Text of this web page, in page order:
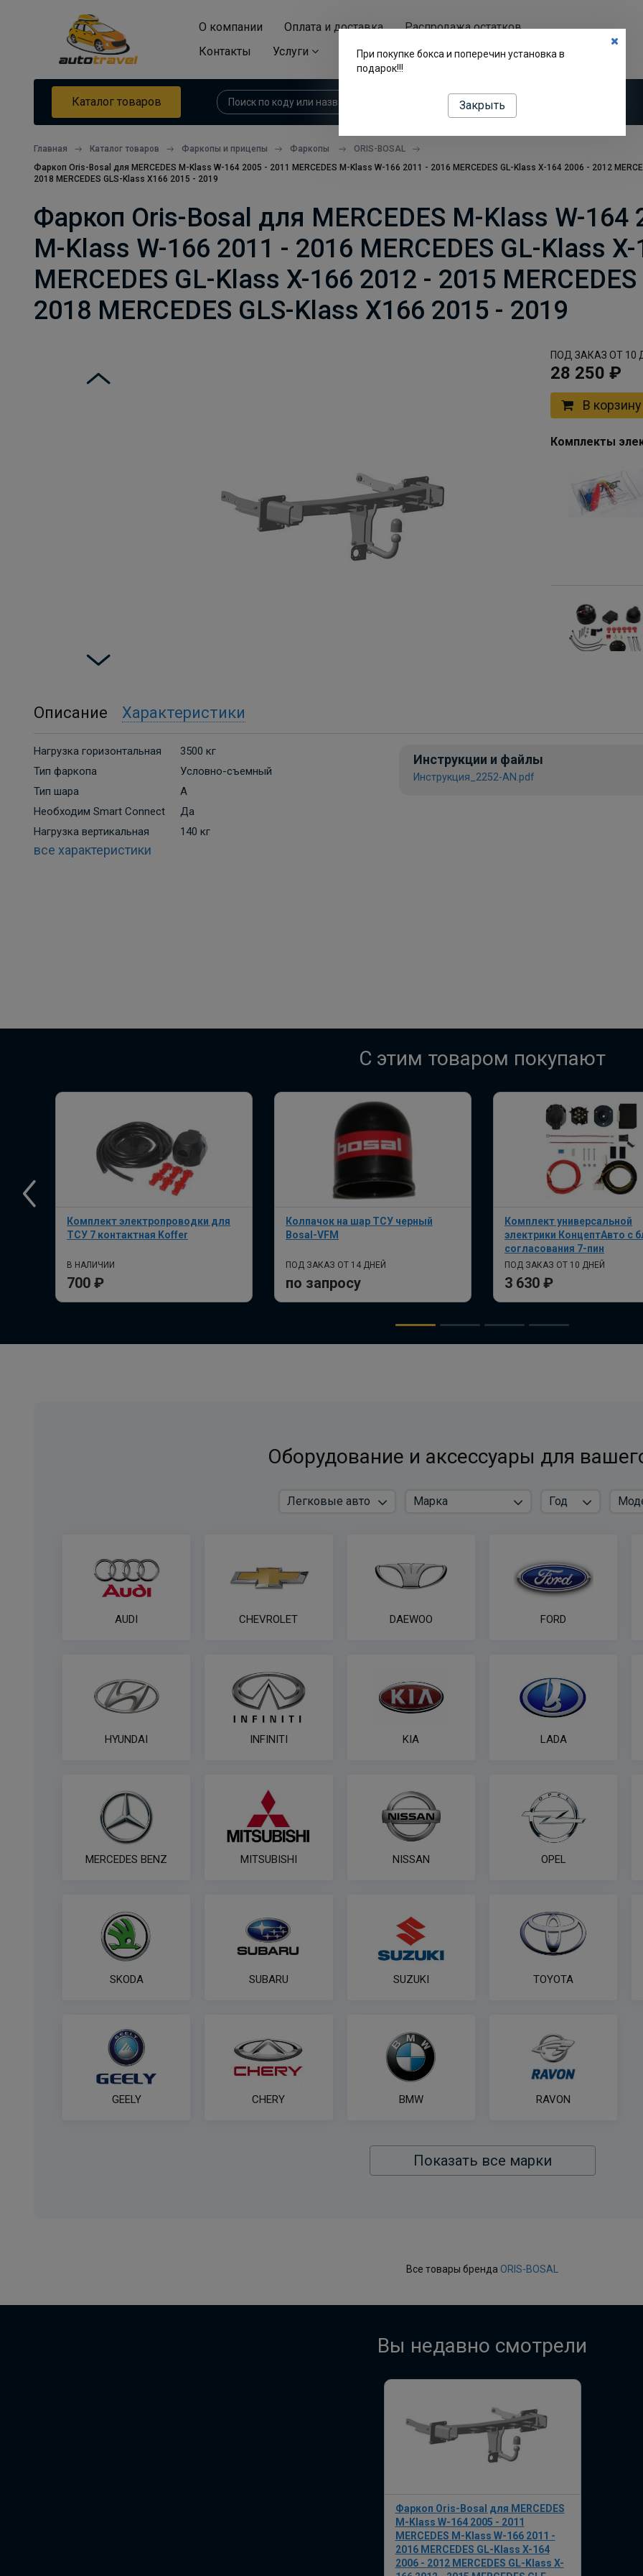
О компании Оплата и доставка
Распродажа остатков
Контакты
Услуги Аренда автобоксов
Каталог товаров
Главная Каталог товаров Фаркопы и прицепы Фаркопы
ORIS-BOSAL
Фаркоп Oris-Bosal для MERCEDES M-Klass W-164 2005 - 2011 MERCEDES M-Klass W-166 2011 - 2016 MERCEDES GL-Klass X-164 2006 - 2012
2018 MERCEDES GLS-Klass X166 2015 - 2019
Фаркоп Oris-Bosal для MERCEDES M-Klass W-164
M-Klass W-166 2011 - 2016 MERCEDES GL-Klass
MERCEDES GL-Klass X-166 2012 - 2015
2018 MERCEDES GLS-Klass X166 2015 - 2019
ПОД ЗАКАЗ ОТ 10
28 250 ₽
В корзину
Комплекты
Описание Характеристики
Нагрузка горизонтальная
3500 кг
Тип фаркопа
Условно-съемный
Тип шара
A
Необходим Smart Connect
Да
Нагрузка вертикальная
140 кг
все характеристики
Инструкции и файлы
Инструкция_2252-AN.pdf
C этим товаром покупают
Комплект электропроводки для
ТСУ 7 контактная Koffer
В НАЛИЧИИ
700 ₽
Колпачок на шар ТСУ черный
Bosal-VFM
ПОД ЗАКАЗ ОТ 14 ДНЕЙ
по запросу
Комплект универсальной
электрики КонцептАвто с
согласования 7-пин
ПОД ЗАКАЗ ОТ 10 ДНЕЙ
3 630 ₽
Оборудование и аксессуары для
AUDI CHEVROLET DAEWOO FORD
HYUNDAI INFINITI KIA LADA
MERCEDES BENZ MITSUBISHI NISSAN OPEL
SKODA SUBARU SUZUKI TOYOTA
GEELY CHERY BMW RAVON
Показать все марки
Все товары бренда ORIS-BOSAL
Вы недавно смотрели
Фаркоп Oris-Bosal для MERCEDES
M-Klass W-164 2005 - 2011
MERCEDES M-Klass W-166 2011 -
2016 MERCEDES GL-Klass X-164
2006 - 2012 MERCEDES GL-Klass X-
При покупке бокса и поперечин установка в
подарок!!!
Закрыть